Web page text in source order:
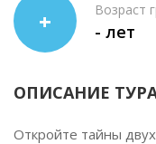
+ Возраст
- лет
ОПИСАНИЕ
Откройте тайны